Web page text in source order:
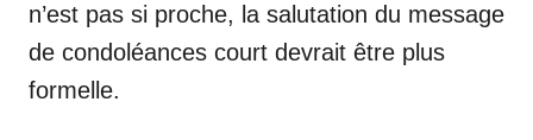
n’est pas si proche, la salutation du message
de condoléances court devrait être plus
formelle.